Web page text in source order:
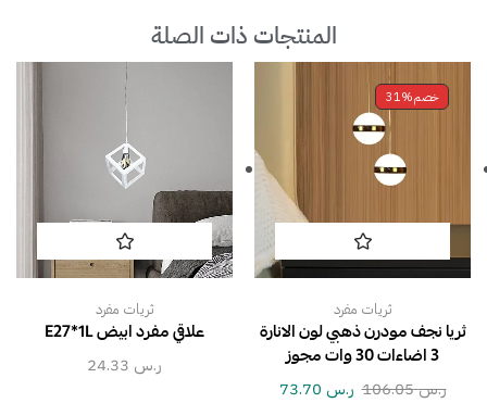
المنتجات ذات الصلة
خصم31%
ثريات مفرد
ثريا نجف مودرن ذهبي لون الانارة
3 اضاءات 30 وات مجوز
ر.س106.05 ر.س
ثريات مفرد
علاقي مفرد ابيض E27*1L
ر.س